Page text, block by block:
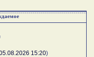
15:20)